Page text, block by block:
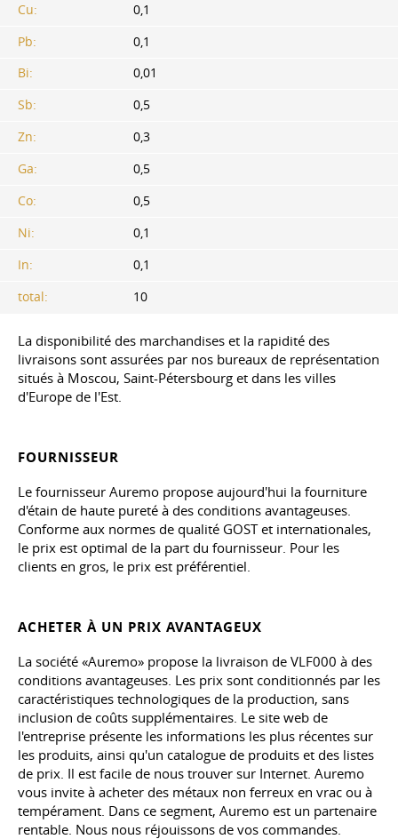
Cu:
0,1
Pb:
0,1
Bi:
0,01
Sb:
0,5
Zn:
0,3
Ga:
0,5
Co:
0,5
Ni:
0,1
In:
0,1
total:
10
La disponibilité des marchandises et la rapidité des
livraisons sont assurées par nos bureaux de représentation
situés à Moscou, Saint-Pétersbourg et dans les villes
d'Europe de l'Est.
FOURNISSEUR
Le fournisseur Auremo propose aujourd'hui la fourniture
d'étain de haute pureté à des conditions avantageuses.
Conforme aux normes de qualité GOST et internationales,
le prix est optimal de la part du fournisseur. Pour les
clients en gros, le prix est préférentiel.
ACHETER À UN PRIX AVANTAGEUX
La société «Auremo» propose la livraison de VLF000 à des
conditions avantageuses. Les prix sont conditionnés par les
caractéristiques technologiques de la production, sans
inclusion de coûts supplémentaires. Le site web de
l'entreprise présente les informations les plus récentes sur
les produits, ainsi qu'un catalogue de produits et des listes
de prix. Il est facile de nous trouver sur Internet. Auremo
vous invite à acheter des métaux non ferreux en vrac ou à
tempérament. Dans ce segment, Auremo est un partenaire
rentable. Nous nous réjouissons de vos commandes.